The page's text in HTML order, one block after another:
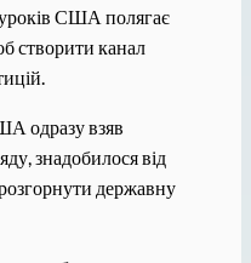
уроків США полягає
створити канал
одразу взяв
знадобилося від
державну